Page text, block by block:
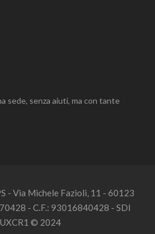
sede, senza aiuti, ma con tante
- Via Michele Fazioli, 11 - 60123
- C.F.: 93016840428 - SDI
© 2024